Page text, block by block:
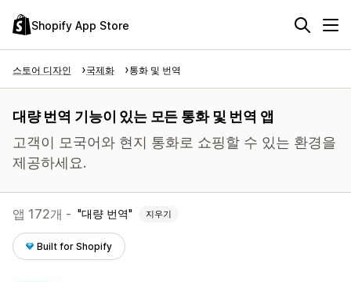
Shopify App Store
스토어 디자인 국제화 통화 및 번역
대량 번역 기능이 있는 모든 통화 및 번역 앱
고객이 모국어와 현지 통화로 쇼핑할 수 있는 환경을
제공하세요.
앱 172개 - 대량 번역 지우기
Built for Shopify